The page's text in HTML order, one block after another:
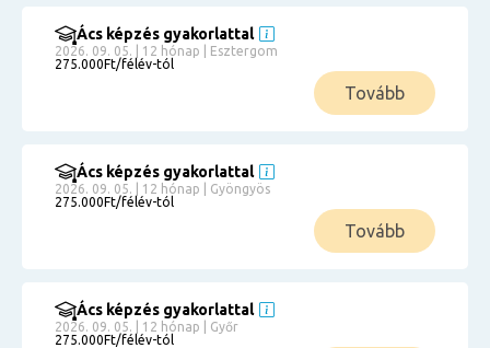
Ács képzés gyakorlattal
2026. 09. 05. | 12 hónap | Esztergom
275.000Ft/félév-tól
Tovább
Ács képzés gyakorlattal
2026. 09. 05. | 12 hónap | Gyöngyös
275.000Ft/félév-tól
Tovább
Ács képzés gyakorlattal
2026. 09. 05. | 12 hónap | Győr
275.000Ft/félév-tól